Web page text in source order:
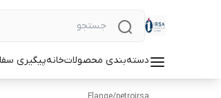
دسته‌بندی محصولاتخانهپیگیری